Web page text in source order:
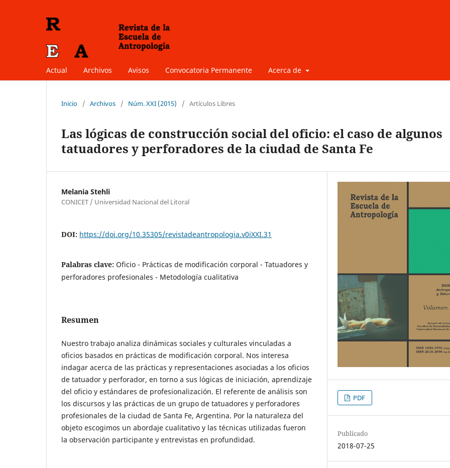
Actual Archivos Avisos Convocatoria Permanente Acerca de
Inicio / Archivos / Núm. XXI (2015) / Artículos Libres
Las lógicas de construcción social del oficio: el caso de algunos
tatuadores y perforadores de la ciudad de Santa Fe
Melania Stehli
CONICET / Universidad Nacional del Litoral
DOI: https://doi.org/10.35305/revistadeantropologia.v0iXXI.31
Palabras clave: Oficio - Prácticas de modificación corporal - Tatuadores y
perforadores profesionales - Metodología cualitativa
Resumen
Nuestro trabajo analiza dinámicas sociales y culturales vinculadas a
oficios basados en prácticas de modificación corporal. Nos interesa
indagar acerca de las prácticas y representaciones asociadas a los oficios
de tatuador y perforador, en torno a sus lógicas de iniciación, aprendizaje
del oficio y estándares de profesionalización. El referente de análisis son
los discursos y las prácticas de un grupo de tatuadores y perforadores
profesionales de la ciudad de Santa Fe, Argentina. Por la naturaleza del
objeto escogimos un abordaje cualitativo y las técnicas utilizadas fueron
la observación participante y entrevistas en profundidad.
PDF
Publicado
2018-07-25